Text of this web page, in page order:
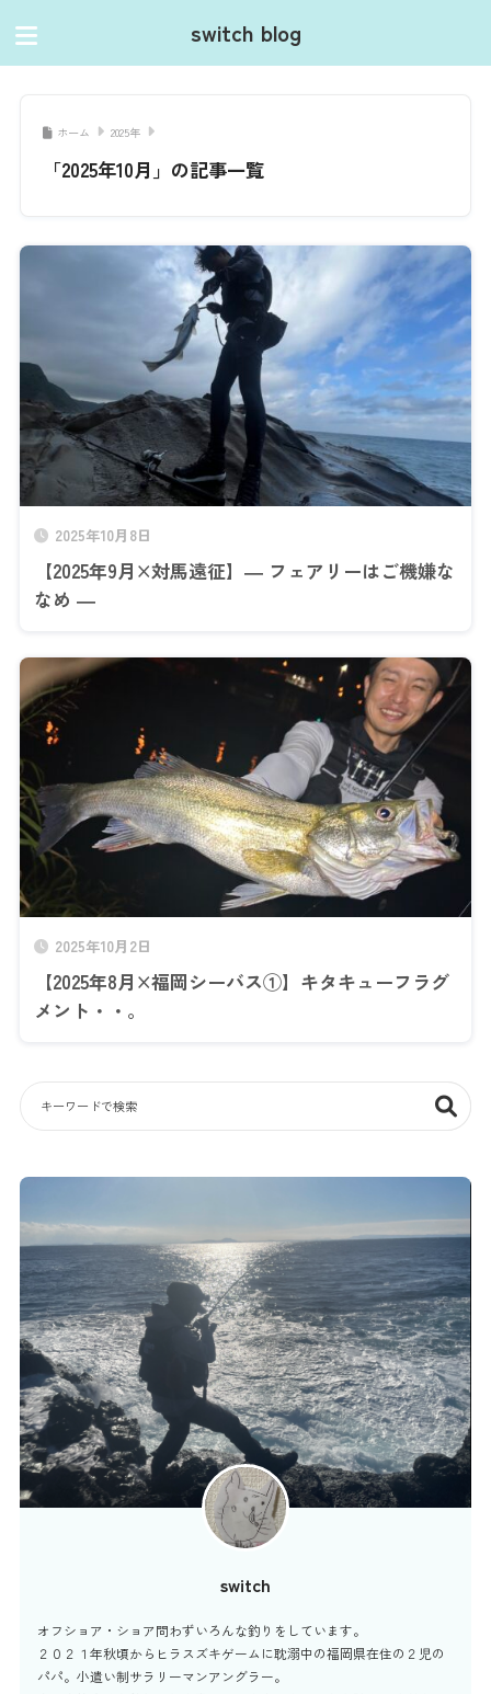
switch blog
ホーム 2025年
「2025年10月」の記事一覧
2025年10月8日
【2025年9月×対馬遠征】― フェアリーはご機嫌な
なめ ―
2025年10月2日
【2025年8月×福岡シーバス①】キタキューフラグ
メント・・。
switch
オフショア・ショア問わずいろんな釣りをしています。
２０２１年秋頃からヒラスズキゲームに耽溺中の福岡県在住の２児の
パパ。小遣い制サラリーマンアングラー。